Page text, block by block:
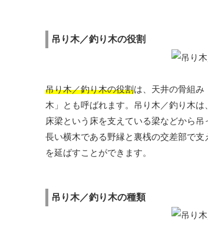
吊り木／釣り木の役割
吊り木／釣り木の役割は、天井の骨組み
木」とも呼ばれます。吊り木／釣り木
床梁という床を支えている梁などから
長い横木である野縁と裏桟の交差部で
を延ばすことができます。
吊り木／釣り木の種類